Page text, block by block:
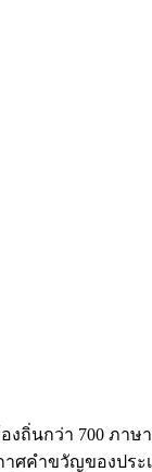
ถิ่นกว่า 700 ภาษ
าศคำขวัญของปร